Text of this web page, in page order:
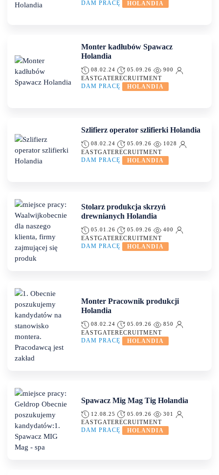
DAM PRACĘ
HOLANDIA
Monter kadłubów Spawacz
Holandia
08.02.24 05.09.26 900
EASTGATERECRUITMENT
DAM PRACĘ
HOLANDIA
Szlifierz operator szlifierki Holandia
08.02.24 05.09.26 1028
EASTGATERECRUITMENT
DAM PRACĘ
HOLANDIA
Stolarz produkcja skrzyń
drewnianych Holandia
05.01.26 05.09.26 400
EASTGATERECRUITMENT
DAM PRACĘ
HOLANDIA
Monter Pracownik produkcji
Holandia
08.02.24 05.09.26 850
EASTGATERECRUITMENT
DAM PRACĘ
HOLANDIA
Spawacz Mig Mag Tig Holandia
12.08.25 05.09.26 301
EASTGATERECRUITMENT
DAM PRACĘ
HOLANDIA